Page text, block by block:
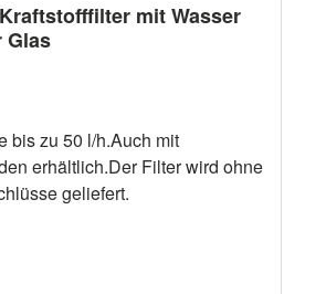
mit Wasser
Glas
bis zu 50 l/h.Auch mit
erhältlich.Der Filter wird ohne
geliefert.